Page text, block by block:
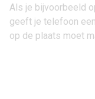
Als je bijvoorbeeld
geeft je telefoon
op de plaats moet